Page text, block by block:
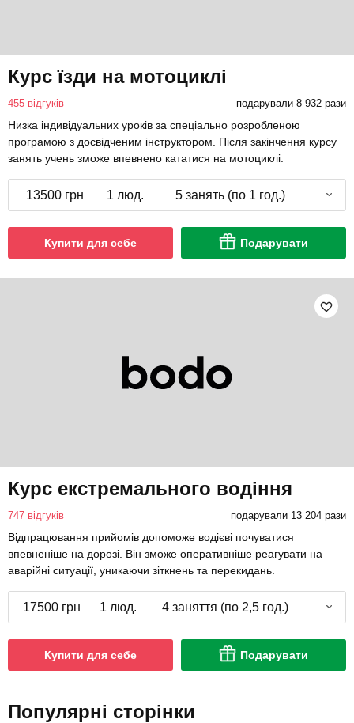
Курс їзди на мотоциклі
455 відгуків подарували 8 932 рази
Низка індивідуальних уроків за спеціально розробленою
програмою з досвідченим інструктором. Після закінчення курсу
занять учень зможе впевнено кататися на мотоциклі.
13500 грн 1 люд. 5 занять (по 1 год.)
Купити для себе Подарувати
Курс екстремального водіння
747 відгуків подарували 13 204 рази
Відпрацювання прийомів допоможе водієві почуватися
впевненіше на дорозі. Він зможе оперативніше реагувати на
аварійні ситуації, уникаючи зіткнень та перекидань.
17500 грн 1 люд. 4 заняття (по 2,5 год.)
Купити для себе Подарувати
Популярні сторінки